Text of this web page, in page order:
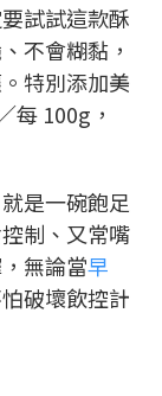
試試這款酥
不會糊黏，
特別添加美
每 100g，
是一碗飽足
制、又常嘴
無論當早
破壞飲控計